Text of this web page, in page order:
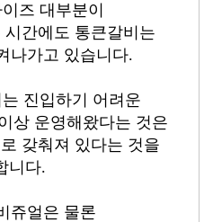
즈 대부분이
간에도 통큰갈비는
나가고 있습니다.
진입하기 어려운
상 운영해왔다는 것은
갖춰져 있다는 것을
니다.
쥬얼은 물론